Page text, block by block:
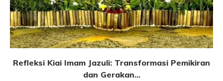
Refleksi Kiai Imam Jazuli: Transformasi Pemikiran
dan Gerakan...